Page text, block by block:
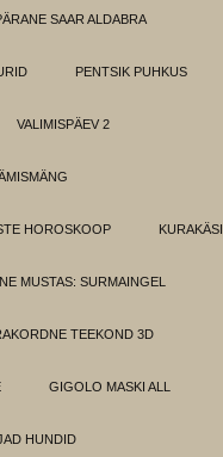
SAAR ALDABRA
PENTSIK PUHKUS
VALIMISPÄEV 2
HOROSKOOP KURAKÄSI
MUSTAS: SURMAINGEL
TEEKOND 3D
GIGOLO MASKI ALL
HUNDID